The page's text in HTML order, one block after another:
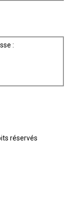
:
réservés